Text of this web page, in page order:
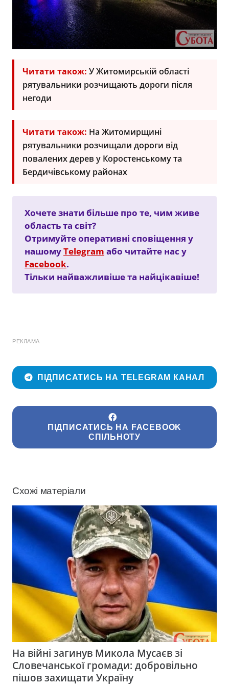
Читати також: У Житомирській області
рятувальники розчищають дороги після
негоди
Читати також: На Житомирщині
рятувальники розчищали дороги від
повалених дерев у Коростенському та
Бердичівському районах
Хочете знати більше про те, чим живе
область та світ?
Отримуйте оперативні сповіщення у
нашомуTelegram або читайте нас у
Facebook.
Тільки найважливіше та найцікавіше!
РЕКЛАМА
ПІДПИСАТИСЬ НА TELEGRAM КАНАЛ
ПІДПИСАТИСЬ НА FACEBOOK
СПІЛЬНОТУ
Схожі матеріали
На війні загинув Микола Мусаєв зі
Словечанської громади: добровільно
пішов захищати Україну